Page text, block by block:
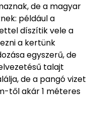
de a magyar
például a
díszítik vele a
a kertünk
egyszerű, de
talajt
de a pangó vizet
től akár 1 méteres